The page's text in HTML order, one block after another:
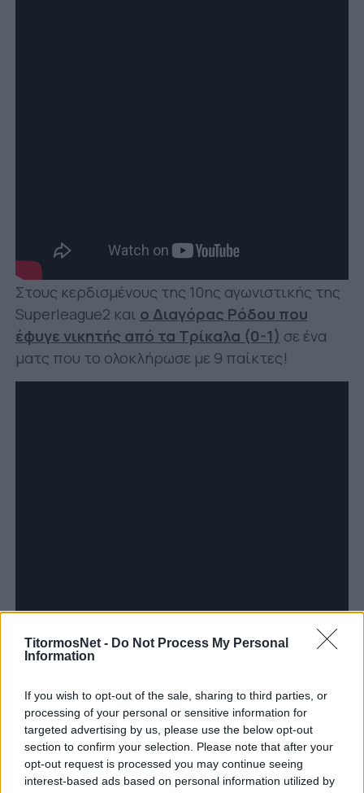
TitormosNet - Do Not Process My Personal
Information
If you wish to opt-out of the sale, sharing to third parties, or
processing of your personal or sensitive information for
targeted advertising by us, please use the below opt-out
section to confirm your selection. Please note that after your
opt-out request is processed you may continue seeing
interest-based ads based on personal information utilized by
Στους κερδισμένους της 10ης αγωνιστικής της
Superleague2 και ο Διαγόρας Ρόδου που
έφυγε νικητής από τα Τρίκαλα (0-1) σε ένα
ματς που το ολοκλήρωσε με 9 παίκτες!